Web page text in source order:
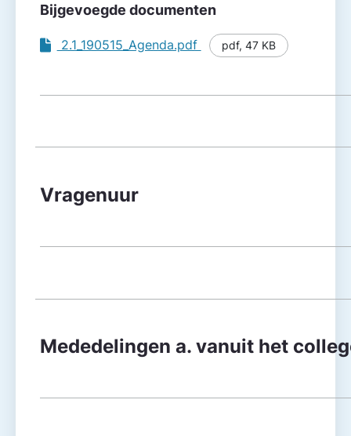
Bijgevoegde documenten
2.1_190515_Agenda.pdf pdf, 47 KB
Vragenuur
Mededelingen a. vanuit het